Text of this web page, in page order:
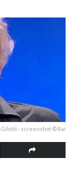
Giletti - screenshot © Rai